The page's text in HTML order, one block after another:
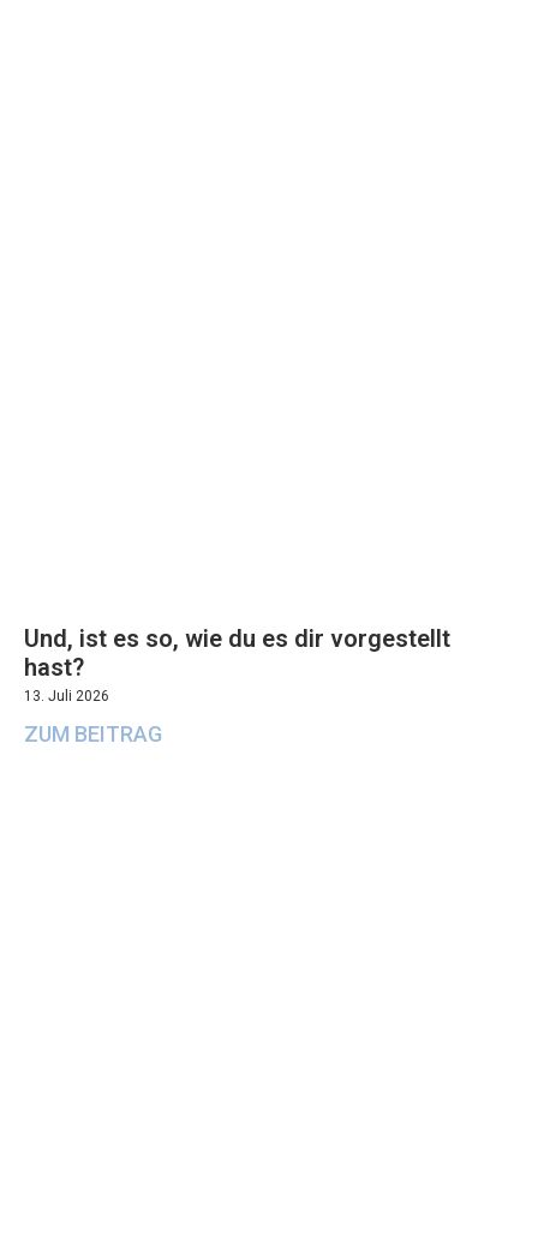
Und, ist es so, wie du es dir vorgestellt
hast?
13. Juli 2026
ZUM BEITRAG